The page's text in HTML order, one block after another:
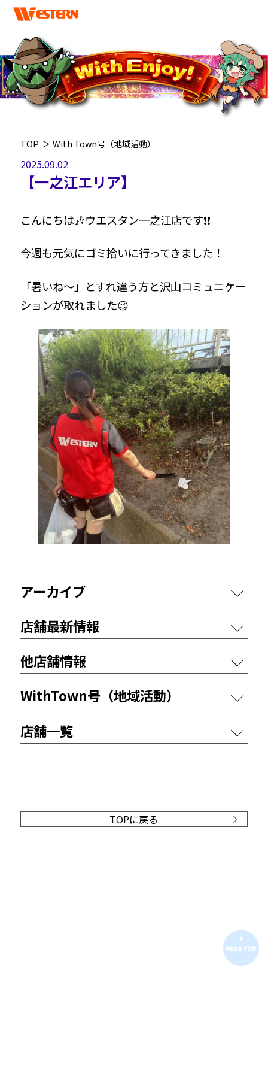
TOP ＞ With Town号（地域活動）
2025.09.02
【一之江エリア】
こんにちは🎶ウエスタン一之江店です❗❗
今週も元気にゴミ拾いに行ってきました！
「暑いね～」とすれ違う方と沢山コミュニケー
ションが取れました😉
アーカイブ
店舗最新情報
他店舗情報
WithTown号（地域活動）
店舗一覧
TOPに戻る